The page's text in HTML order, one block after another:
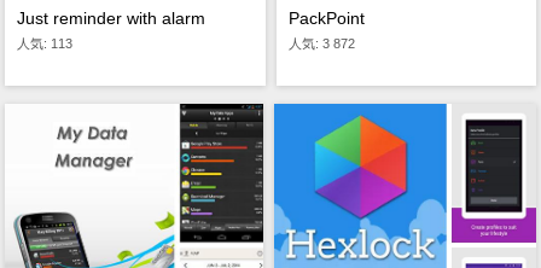
Just reminder with alarm
人気: 113
PackPoint
人気: 3 872